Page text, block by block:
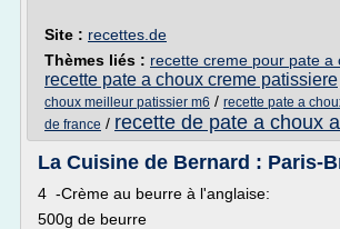
Site : recettes.de
Thèmes liés : recette creme pour pate a
recette pate a choux creme patissiere
choux meilleur patissier m6 / recette pate a
de france / recette de pate a choux
La Cuisine de Bernard : Paris-
4 -Crème au beurre à l'anglaise:
500g de beurre